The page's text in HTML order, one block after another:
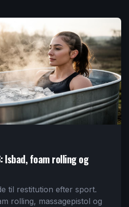
foam rolling og
til restitution efter sport.
rolling, massagepistol og